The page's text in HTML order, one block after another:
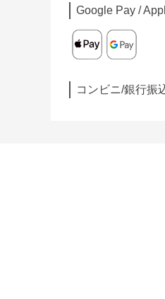
Google Pay /
コンビニ/銀行振